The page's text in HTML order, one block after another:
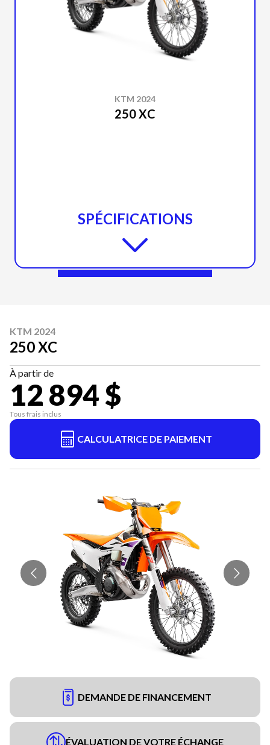
KTM 2024
250 XC
SPÉCIFICATIONS
KTM 2024
250 XC
À partir de
12 894 $
Tous frais inclus
CALCULATRICE DE PAIEMENT
DEMANDE DE FINANCEMENT
ÉVALUATION DE VOTRE ÉCHANGE